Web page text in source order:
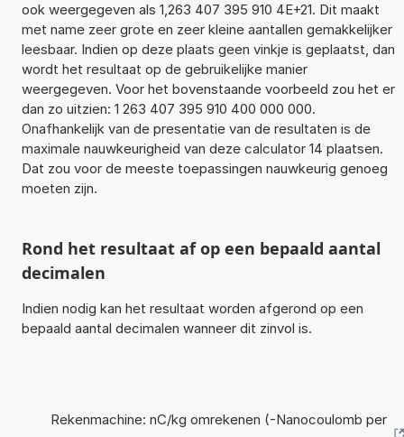
ook weergegeven als 1,263 407 395 910 4E+21. Dit maakt
met name zeer grote en zeer kleine aantallen gemakkelijker
leesbaar. Indien op deze plaats geen vinkje is geplaatst, dan
wordt het resultaat op de gebruikelijke manier
weergegeven. Voor het bovenstaande voorbeeld zou het er
dan zo uitzien: 1 263 407 395 910 400 000 000.
Onafhankelijk van de presentatie van de resultaten is de
maximale nauwkeurigheid van deze calculator 14 plaatsen.
Dat zou voor de meeste toepassingen nauwkeurig genoeg
moeten zijn.
Rond het resultaat af op een bepaald aantal
decimalen
Indien nodig kan het resultaat worden afgerond op een
bepaald aantal decimalen wanneer dit zinvol is.
Rekenmachine: nC/kg omrekenen (-Nanocoulomb per